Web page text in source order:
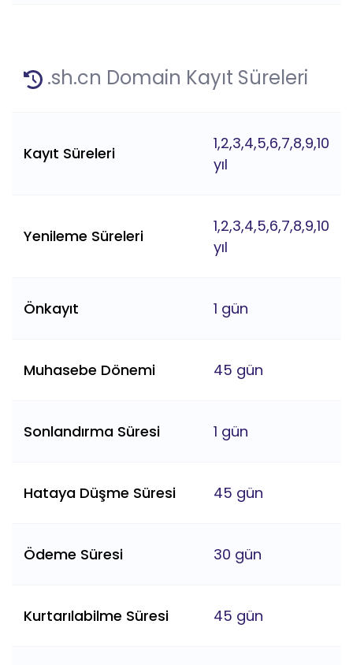
.sh.cn Domain Kayıt Süreleri
Kayıt Süreleri
1,2,3,4,5,6,7,8,9,10
yıl
Yenileme Süreleri
1,2,3,4,5,6,7,8,9,10
yıl
Önkayıt 1 gün
Muhasebe Dönemi 45 gün
Sonlandırma Süresi 1 gün
Hataya Düşme Süresi 45 gün
Ödeme Süresi 30 gün
Kurtarılabilme Süresi 45 gün